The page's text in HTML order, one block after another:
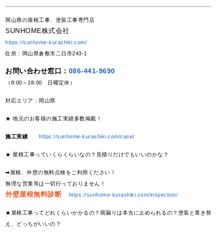
岡山県の屋根工事、塗装工事専門店
SUNHOME株式会社
https://sunhome-kurashiki.com/
住所：岡山県倉敷市二日市243-1
お問い合わせ窓口： 086-441-9690
（8:00～18:00 日曜定休）
対応エリア：岡山県
★ 地元のお客様の施工実績多数掲載！
施工実績 https://sunhome-kurashiki.com/case/
★ 屋根工事っていくらくらいなの？見積りだけでもいいのかな？
➡屋根、外壁の無料点検をご利用ください！
無理な営業等は一切行っておりません！
外壁屋根無料診断 https://sunhome-kurashiki.com/inspection/
★屋根工事ってどれくらいかかるの？雨漏りは本当に止められるの？塗装と葺き替
え、どっちがいいの？